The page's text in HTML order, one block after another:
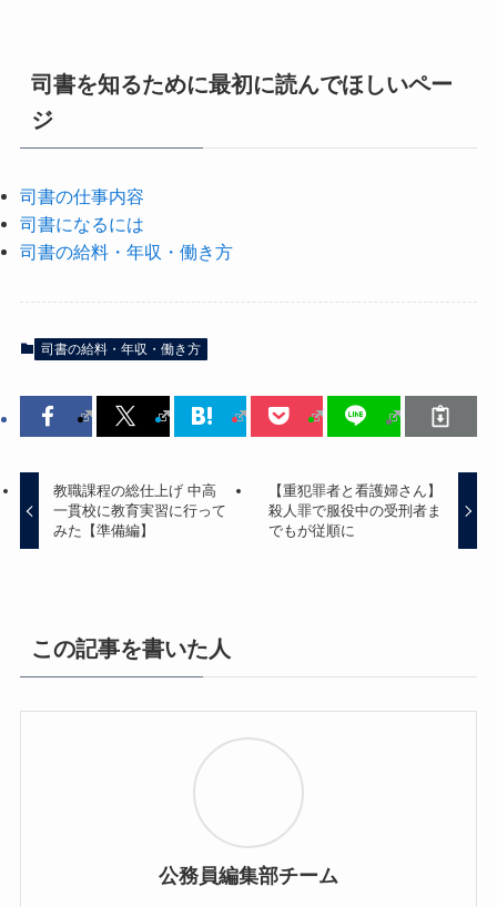
司書を知るために最初に読んでほしいペー
ジ
司書の仕事内容
司書になるには
司書の給料・年収・働き方
司書の給料・年収・働き方
教職課程の総仕上げ 中高
一貫校に教育実習に行って
みた【準備編】
【重犯罪者と看護婦さん】
殺人罪で服役中の受刑者ま
でもが従順に
この記事を書いた人
公務員編集部チーム